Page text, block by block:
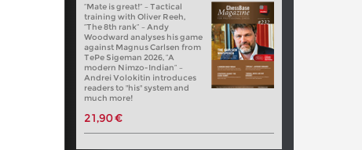
“Mate is great!” – Tactical
training with Oliver Reeh,
“The 8th rank” – Andy
Woodward analyses his game
against Magnus Carlsen from
TePe Sigeman 2026, “A
modern Nimzo-Indian” –
Andrei Volokitin introduces
readers to "his" system and
much more!
21,90 €